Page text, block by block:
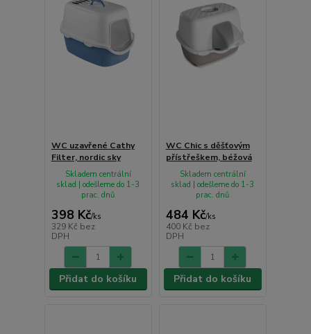
WC uzavřené Cathy
Filter, nordic sky
398 Kč/ks
329 Kč bez
DPH
Skladem centrální
sklad | odešleme do 1-3
prac. dnů
Přidat do košíku
WC Chic s děšťovým
přístřeškem, béžová
484 Kč/ks
400 Kč bez
DPH
Skladem centrální
sklad | odešleme do 1-3
prac. dnů
Přidat do košíku